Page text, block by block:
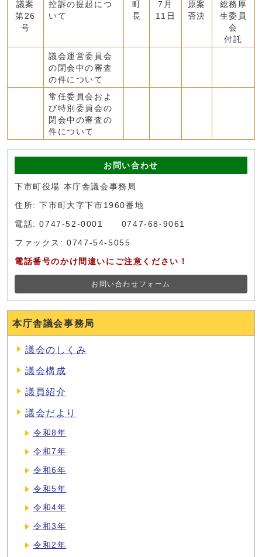
議案
第26
号
控訴の提起につ
いて
町
長
7月
11日
原案
否決
総務厚
生委員
会
付託
議会運営委員会
の閉会中の審査
の件について
常任委員会およ
び特別委員会の
閉会中の審査の
件について
お問い合わせ
下市町役場 本庁舎議会事務局
住所: 下市町大字下市1960番地
電話: 0747-52-0001 0747-68-9061
ファックス: 0747-54-5055
電話番号のかけ間違いにご注意ください！
お問い合わせフォーム
本庁舎議会事務局
議会のしくみ
議会構成
議員紹介
議会だより
令和8年
令和7年
令和6年
令和5年
令和4年
令和3年
令和2年